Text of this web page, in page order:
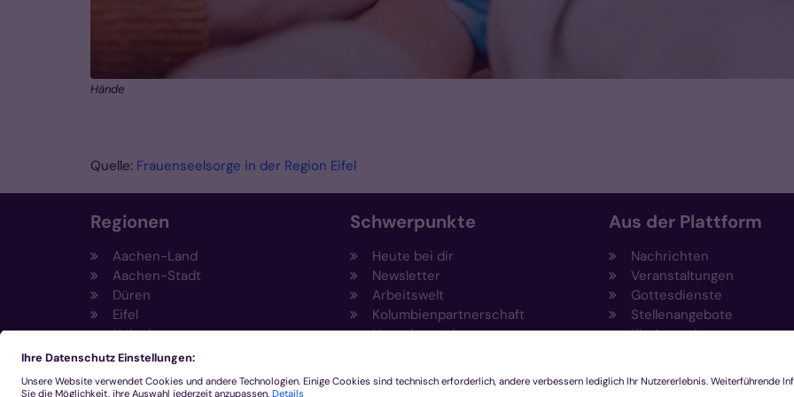
Hände
Quelle: Frauenseelsorge in der Region Eifel
Regionen
Aachen-Land
Aachen-Stadt
Düren
Eifel
Heinsberg
Kempen-Viersen
Mönchengladbach
Schwerpunkte
Heute bei dir
Newsletter
Arbeitswelt
Kolumbienpartnerschaft
Umweltportal
Aus der Plattform
Nachrichten
Veranstaltungen
Gottesdienste
Stellenangebote
Kirchenzeitung